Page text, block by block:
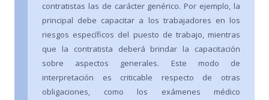
contratistas las de carácter genérico. Por ejemplo, la
principal debe capacitar a los trabajadores en los
riesgos específicos del puesto de trabajo, mientras
que la contratista deberá brindar la capacitación
sobre aspectos generales. Este modo de
interpretación es criticable respecto de otras
obligaciones, como los exámenes médico